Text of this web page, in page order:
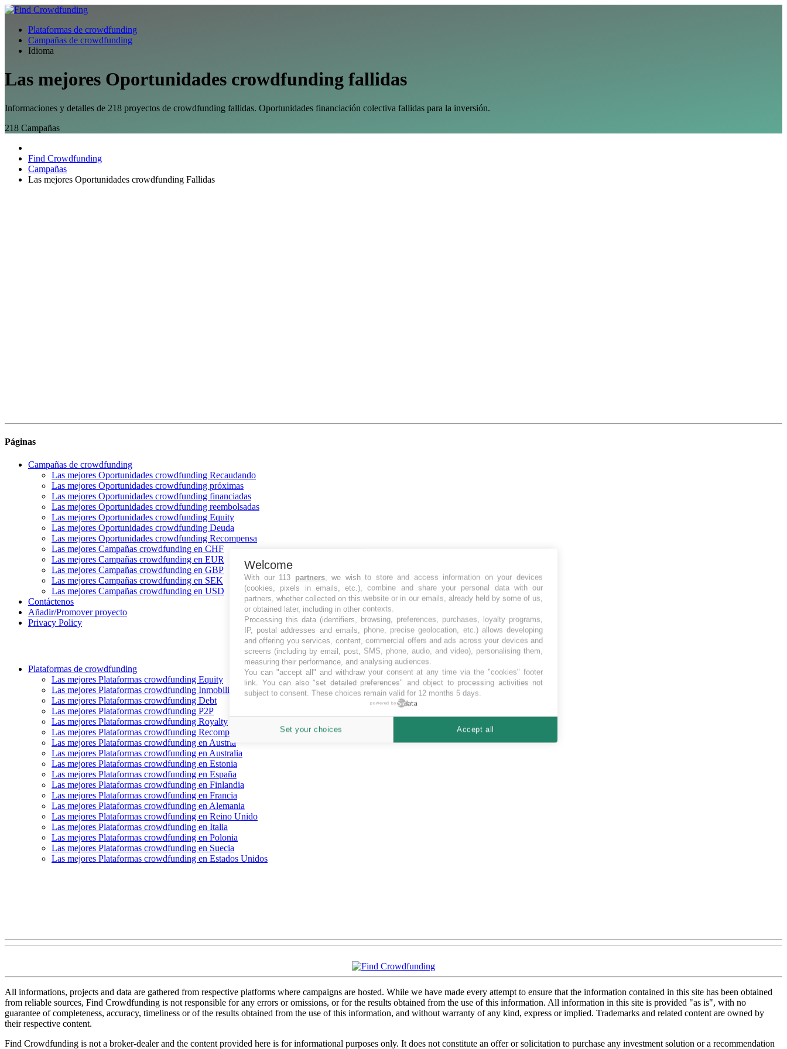
Plataformas de crowdfunding
Campañas de crowdfunding
Idioma
Las mejores Oportunidades crowdfunding fallidas
Informaciones y detalles de 218 proyectos de crowdfunding fallidas. Oportunidades financiación colectiva fallidas para la inversión.
218 Campañas
Find Crowdfunding
Campañas
Las mejores Oportunidades crowdfunding Fallidas
Páginas
Campañas de crowdfunding
Las mejores Oportunidades crowdfunding Recaudando
Las mejores Oportunidades crowdfunding próximas
Las mejores Oportunidades crowdfunding financiadas
Las mejores Oportunidades crowdfunding reembolsadas
Las mejores Oportunidades crowdfunding Equity
Las mejores Oportunidades crowdfunding Deuda
Las mejores Oportunidades crowdfunding Recompensa
Las mejores Campañas crowdfunding en CHF
Las mejores Campañas crowdfunding en EUR
Las mejores Campañas crowdfunding en GBP
Las mejores Campañas crowdfunding en SEK
Las mejores Campañas crowdfunding en USD
Contáctenos
Añadir/Promover proyecto
Privacy Policy
Plataformas de crowdfunding
Las mejores Plataformas crowdfunding Equity
Las mejores Plataformas crowdfunding Inmobiliario
Las mejores Plataformas crowdfunding Debt
Las mejores Plataformas crowdfunding P2P
Las mejores Plataformas crowdfunding Royalty
Las mejores Plataformas crowdfunding Recompensa
Las mejores Plataformas crowdfunding en Austria
Las mejores Plataformas crowdfunding en Australia
Las mejores Plataformas crowdfunding en Estonia
Las mejores Plataformas crowdfunding en España
Las mejores Plataformas crowdfunding en Finlandia
Las mejores Plataformas crowdfunding en Francia
Las mejores Plataformas crowdfunding en Alemania
Las mejores Plataformas crowdfunding en Reino Unido
Las mejores Plataformas crowdfunding en Italia
Las mejores Plataformas crowdfunding en Polonia
Las mejores Plataformas crowdfunding en Suecia
Las mejores Plataformas crowdfunding en Estados Unidos
All informations, projects and data are gathered from respective platforms where campaigns are hosted. While we have made every attempt to ensure that the information contained in this site has been obtained
from reliable sources, Find Crowdfunding is not responsible for any errors or omissions, or for the results obtained from the use of this information. All information in this site is provided "as is", with no
guarantee of completeness, accuracy, timeliness or of the results obtained from the use of this information, and without warranty of any kind, express or implied. Trademarks and related content are owned by
their respective content.
Find Crowdfunding is not a broker-dealer and the content provided here is for informational purposes only. It does not constitute an offer or solicitation to purchase any investment solution or a recommendation
Welcome
With our 113 partners, we wish to store and access information on your devices
(cookies, pixels in emails, etc.), combine and share your personal data with our
partners, whether collected on this website or in our emails, already held by some of us,
or obtained later, including in other contexts.
Processing this data (identifiers, browsing, preferences, purchases, loyalty programs,
IP, postal addresses and emails, phone, precise geolocation, etc.) allows developing
and offering you services, content, commercial offers and ads across your devices and
screens (including by email, post, SMS, phone, audio, and video), personalising them,
measuring their performance, and analysing audiences.
You can "accept all" and withdraw your consent at any time via the "cookies" footer
link. You can also "set detailed preferences" and object to processing activities not
subject to consent. These choices remain valid for 12 months 5 days.
powered by
Set your choices Accept all